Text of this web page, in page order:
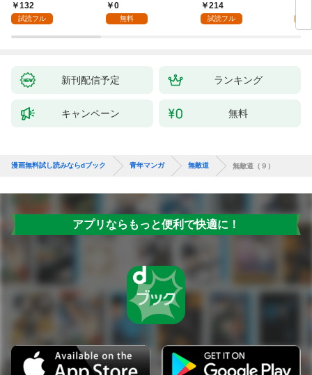
132
試読フル
0
無料
214
試読フル
新刊配信予定 ランキング
キャンペーン 無料
漫画無料試し読みならdブック 青年マンガ 無敵道 無敵道（９）
アプリならもっと便利で快適に！